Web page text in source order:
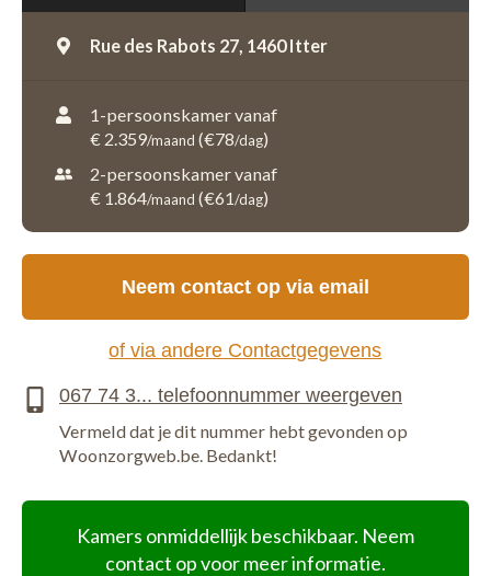
Rue des Rabots 27, 1460 Itter
1-persoonskamer vanaf
€ 2.359/maand (€78/dag)
2-persoonskamer vanaf
€ 1.864/maand (€61/dag)
Kamers onmiddellijk beschikbaar. Neem
contact op voor meer informatie.
Neem contact op via email
of via andere Contactgegevens
Vermeld dat je dit nummer hebt gevonden op
Woonzorgweb.be. Bedankt!